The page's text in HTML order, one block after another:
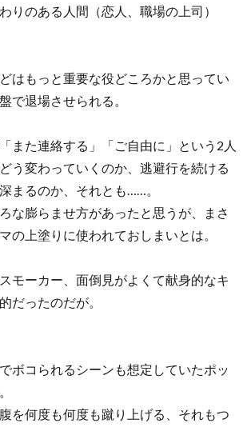
りのある人間（恋人、職場の上司）
はもっと重要な役どころかと思ってい
で退場させられる。
また連絡する」「ご自由に」という2人
う変わっていくのか、逃避行を続ける
まるのか、それとも……。
な膨らませ方があったと思うが、まさ
の上塗りに使われておしまいとは。
モーカー、面倒見がよくて献身的なキ
だったのだが。
ボコられるシーンも想定していたポッ
を何度も何度も蹴り上げる、それもつ